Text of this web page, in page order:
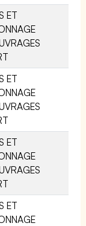
ET
ET
ET
ET